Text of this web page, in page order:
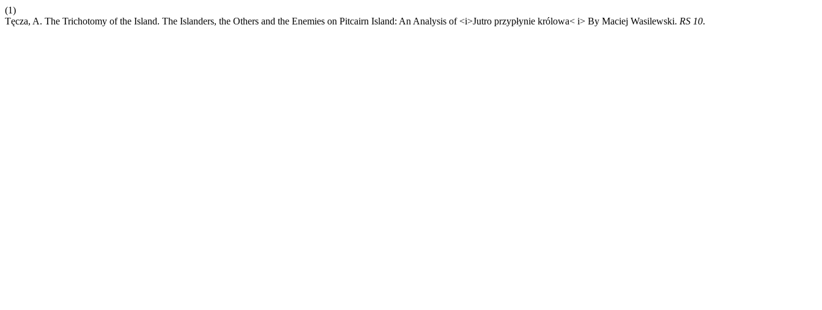
(1)
Tęcza, A. The Trichotomy of the Island. The Islanders, the Others and the Enemies on Pitcairn Island: An Analysis of <i>Jutro przypłynie królowa< i> By Maciej Wasilewski. RS 10.